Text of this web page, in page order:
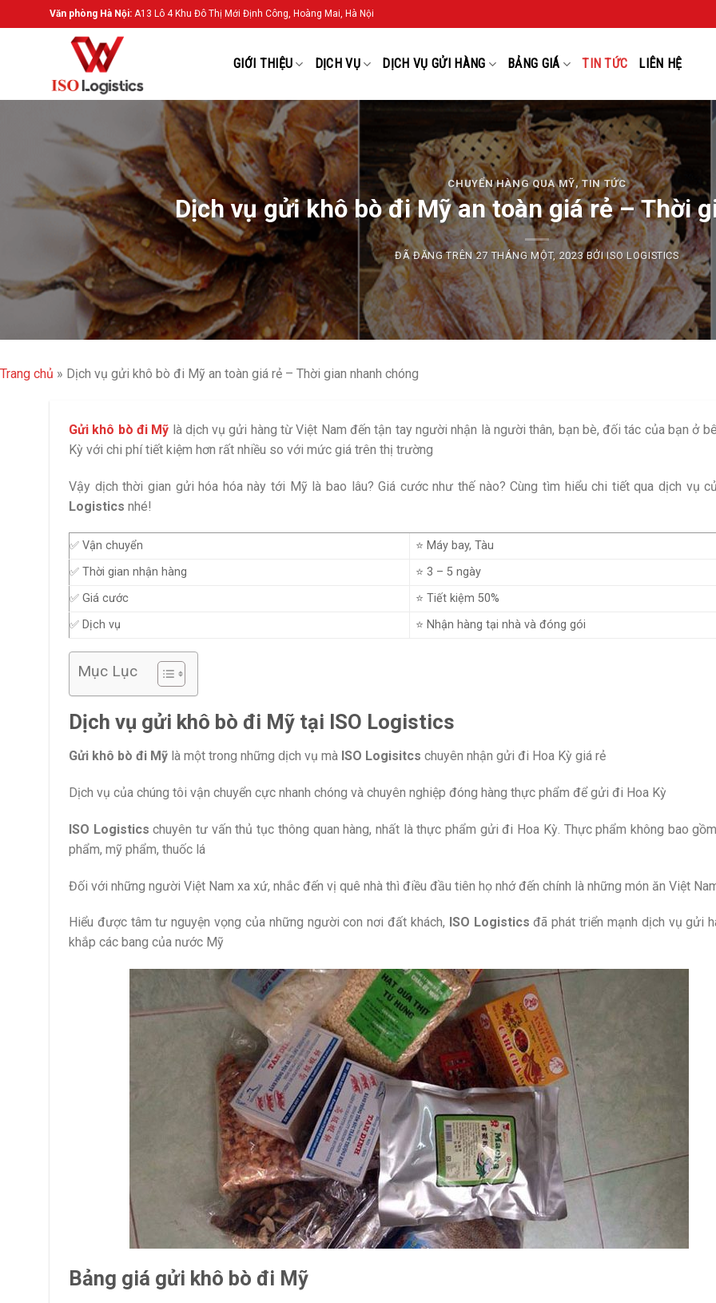
đến
Văn phòng Hà Nội: A13 Lô 4 Khu Đô Thị Mới Định Công, Hoàng Mai, Hà Nội
GIỚI THIỆU DỊCH VỤ DỊCH VỤ GỬI HÀNG BẢNG GIÁ TIN TỨC LIÊN HỆ
CHUYỂN HÀNG QUA MỸ,TIN TỨC
Dịch vụ gửi khô bò đi Mỹ an toàn giá rẻ – Thời
ĐÃ ĐĂNG TRÊN27 THÁNG MỘT, 2023 BỞIISO LOGISTICS
Trang chủ » Dịch vụ gửi khô bò đi Mỹ an toàn giá rẻ – Thời gian nhanh chóng
Gửi khô bò đi Mỹ là dịch vụ gửi hàng từ Việt Nam đến tận tay người nhận là người thân, bạn bè, đối tác của bạn ở
Kỳ với chi phí tiết kiệm hơn rất nhiều so với mức giá trên thị trường
Vậy dịch thời gian gửi hóa hóa này tới Mỹ là bao lâu? Giá cước như thế nào? Cùng tìm hiểu chi tiết qua dịch vụ
Logistics nhé!
✅ Vận chuyển
⭐ Máy bay, Tàu
✅ Thời gian nhận hàng
⭐ 3 – 5 ngày
✅ Giá cước
⭐ Tiết kiệm 50%
✅ Dịch vụ
⭐ Nhận hàng tại nhà và đóng gói
Mục Lục
Dịch vụ gửi khô bò đi Mỹ tại ISO Logistics
Gửi khô bò đi Mỹ là một trong những dịch vụ mà ISO Logisitcs chuyên nhận gửi đi Hoa Kỳ giá rẻ
Dịch vụ của chúng tôi vận chuyển cực nhanh chóng và chuyên nghiệp đóng hàng thực phẩm để gửi đi Hoa Kỳ
ISO Logistics chuyên tư vấn thủ tục thông quan hàng, nhất là thực phẩm gửi đi Hoa Kỳ. Thực phẩm không bao
phẩm, mỹ phẩm, thuốc lá
Đối với những người Việt Nam xa xứ, nhắc đến vị quê nhà thì điều đầu tiên họ nhớ đến chính là những món ăn Việt
Hiểu được tâm tư nguyện vọng của những người con nơi đất khách, ISO Logistics đã phát triển mạnh dịch vụ gửi
khắp các bang của nước Mỹ
Bảng giá gửi khô bò đi Mỹ